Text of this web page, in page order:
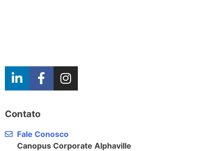
Contato
Fale Conosco
Canopus Corporate Alphaville